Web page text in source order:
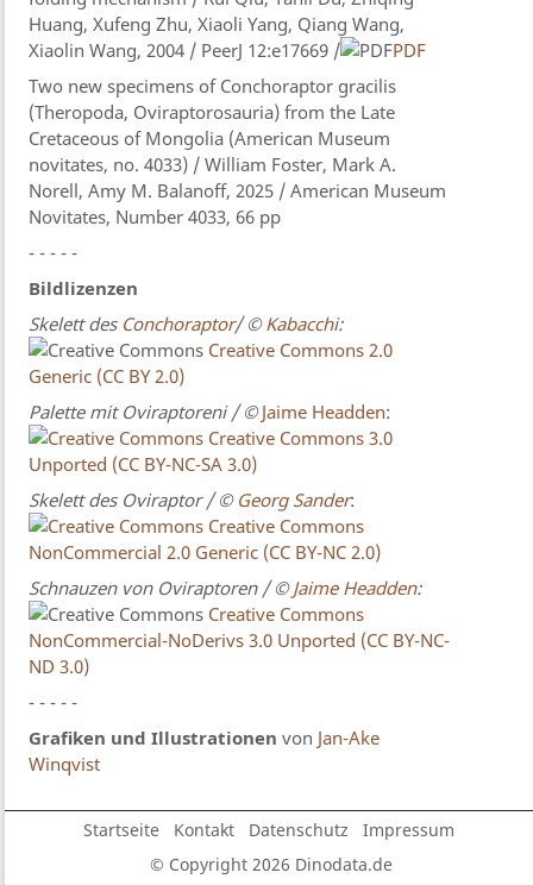
Huang, Xufeng Zhu, Xiaoli Yang, Qiang Wang​,
Xiaolin Wang, 2004 / PeerJ 12:e17669 /
PDF
Two new specimens of Conchoraptor gracilis
(Theropoda, Oviraptorosauria) from the Late
Cretaceous of Mongolia (American Museum
novitates, no. 4033) / William Foster, Mark A.
Norell, Amy M. Balanoff, 2025 / American Museum
Novitates, Number 4033, 66 pp
- - - - -
Bildlizenzen
Skelett des Conchoraptor/ ©Kabacchi:
Creative Commons 2.0
Generic (CC BY 2.0)
Palette mit Oviraptoreni / © Jaime Headden:
Creative Commons 3.0
Unported (CC BY-NC-SA 3.0)
Skelett des Oviraptor/ © Georg Sander:
Creative Commons
NonCommercial 2.0 Generic (CC BY-NC 2.0)
Schnauzen von Oviraptoren / ©Jaime Headden:
Creative Commons
NonCommercial-NoDerivs 3.0 Unported (CC BY-NC-
ND 3.0)
- - - - -
Grafiken und Illustrationen von Jan-Ake
Winqvist
Startseite Kontakt Datenschutz
Impressum
© Copyright 2026 Dinodata.de